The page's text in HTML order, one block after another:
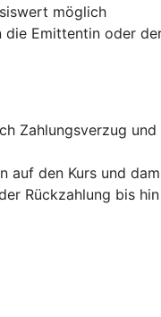
möglich
Emittentin oder
Zahlungsverzug
den Kurs und
Rückzahlung bis